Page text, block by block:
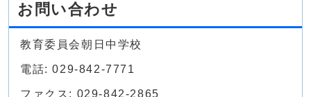
お問い合わせ
教育委員会朝日中学校
電話: 029-842-7771
ファクス: 029-842-2865